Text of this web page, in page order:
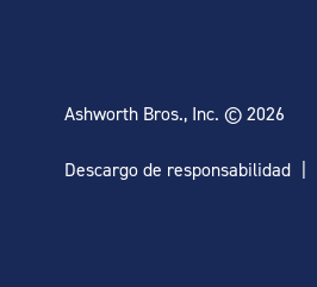
Ashworth Bros., Inc. © 2026
Descargo de responsabilidad